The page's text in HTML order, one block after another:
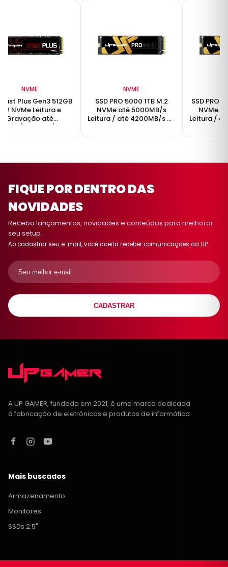
NVME
Fast Plus Gen3 512GB
NVMe Leitura e
Gravação até
3000/2000MB/s
NVME
SSD PRO 5000 1TB M.2
NVMe até 5000MB/s
Leitura / até 4200MB/s de
SSD PRO
NVMe
Leitura /
FIQUE POR DENTRO DAS
NOVIDADES
Receba lançamentos, novidades e conteúdos para melhorar
seu setup.
Ao cadastrar seu e-mail, você aceita receber comunicações da UP.
CADASTRAR
A UP GAMER, fundada em 2021, é uma marca dedicada
à fabricação de eletrônicos e produtos de informática.
Mais buscados
Armazenamento
Monitores
SSDs 2.5"